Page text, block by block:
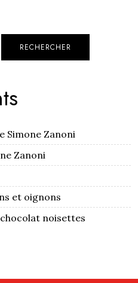
RECHERCHER
Simone Zanoni
Zanoni
et oignons
noisettes